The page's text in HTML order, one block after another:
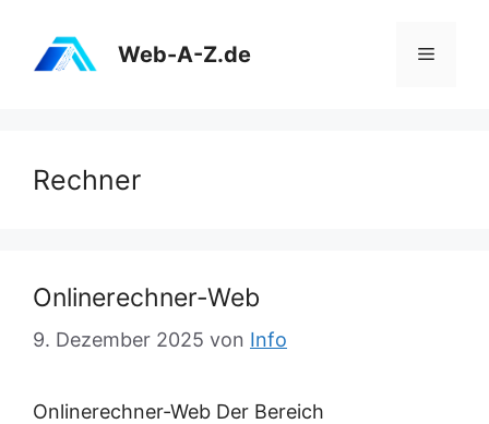
Inhalt
springen
Web-A-Z.de Menü
Rechner
Onlinerechner-Web
9. Dezember 2025 von Info
Onlinerechner-Web Der Bereich